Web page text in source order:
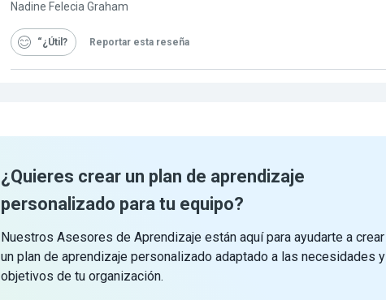
Nadine Felecia Graham
“¿Útil Reportar esta reseña
¿Quieres crear un plan de aprendizaje
personalizado para tu equipo?
Nuestros Asesores de Aprendizaje están aquí para ayudarte a crear
un plan de aprendizaje personalizado adaptado a las necesidades y
objetivos de tu organización.